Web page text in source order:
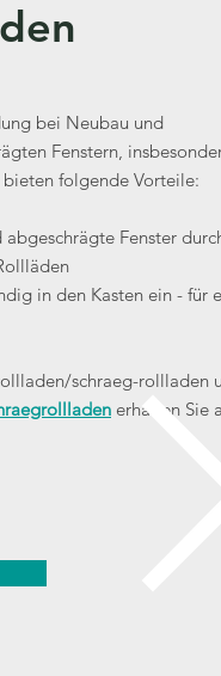
bei Neubau und
Fenstern,
folgende Vorteile:
Fenster
in den Kasten ein - für
schraeg-rollladen
erhalten Sie